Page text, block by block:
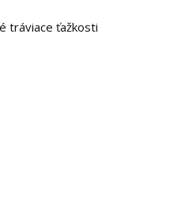
tráviace ťažkosti